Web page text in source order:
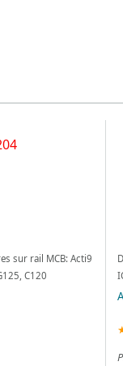
sur rail MCB: Acti9
C120